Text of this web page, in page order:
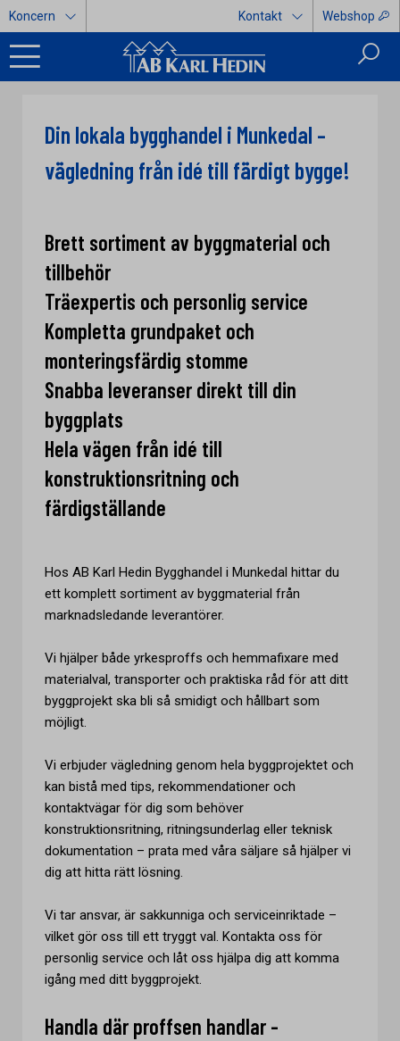
Koncern Kontakt Webshop
Din lokala bygghandel i Munkedal –
vägledning från idé till färdigt bygge!
Brett sortiment av byggmaterial och
tillbehör
Träexpertis och personlig service
Kompletta grundpaket och
monteringsfärdig stomme
Snabba leveranser direkt till din
byggplats
Hela vägen från idé till
konstruktionsritning och
färdigställande
Hos AB Karl Hedin Bygghandel i Munkedal hittar du
ett komplett sortiment av byggmaterial från
marknadsledande leverantörer.
Vi hjälper både yrkesproffs och hemmafixare med
materialval, transporter och praktiska råd för att ditt
byggprojekt ska bli så smidigt och hållbart som
möjligt.
Vi erbjuder vägledning genom hela byggprojektet och
kan bistå med tips, rekommendationer och
kontaktvägar för dig som behöver
konstruktionsritning, ritningsunderlag eller teknisk
dokumentation – prata med våra säljare så hjälper vi
dig att hitta rätt lösning.
Vi tar ansvar, är sakkunniga och serviceinriktade –
vilket gör oss till ett tryggt val. Kontakta oss för
personlig service och låt oss hjälpa dig att komma
igång med ditt byggprojekt.
Handla där proffsen handlar -